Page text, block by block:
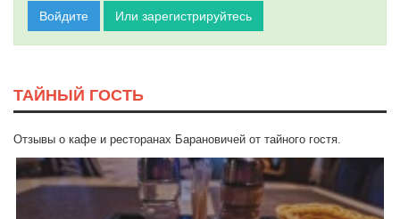
Войдите Или зарегистрируйтесь
ТАЙНЫЙ ГОСТЬ
Отзывы о кафе и ресторанах Барановичей от тайного гостя.